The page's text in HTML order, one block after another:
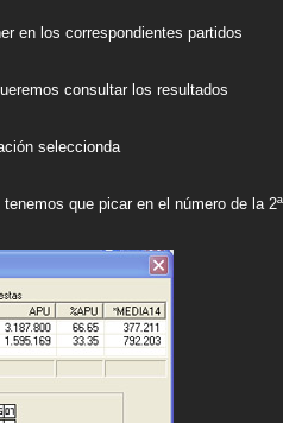
en los correspondientes partidos
consultar los resultados
seleccionda
que picar en el número de la